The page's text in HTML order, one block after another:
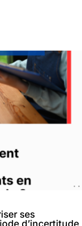
ses
d’incertitude